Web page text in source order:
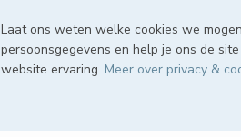
Laat ons weten welke cookies we
persoonsgegevens en help je ons de
website ervaring. Meer over privacy &